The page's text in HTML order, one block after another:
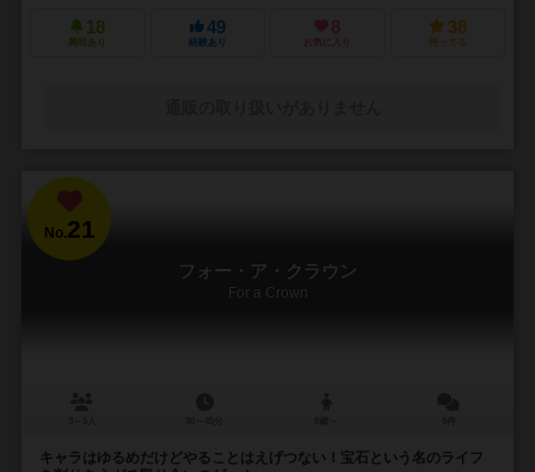
18
興味あり
49
経験あり
8
お気に入り
38
持ってる
No.21
フォー・ア・クラウン
For a Crown
キャラはゆるめだけどやることはえげつない！宝石という名のライフ